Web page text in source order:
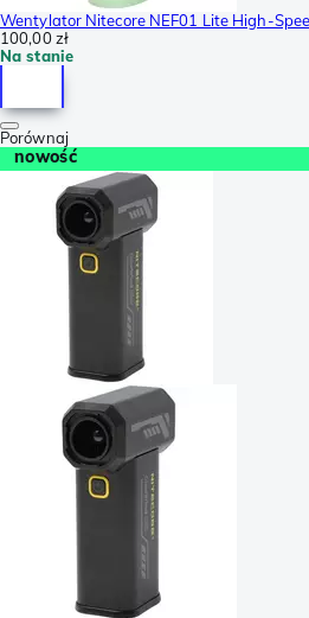
Wentylator Nitecore NEF01 Lite High-
100,00 zł
Na stanie
Porównaj
nowość